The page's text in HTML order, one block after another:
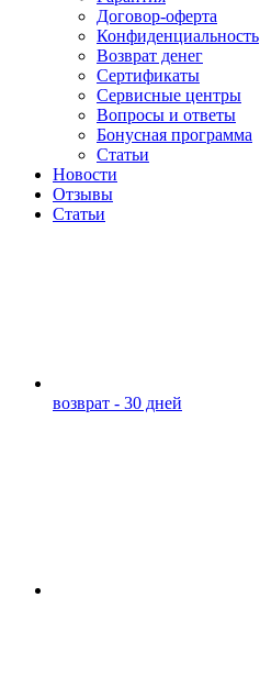
Договор-оферта
Конфиденциальность
Возврат денег
Сертификаты
Сервисные центры
Вопросы и ответы
Бонусная программа
Статьи
Новости
Отзывы
Статьи
возврат - 30 дней